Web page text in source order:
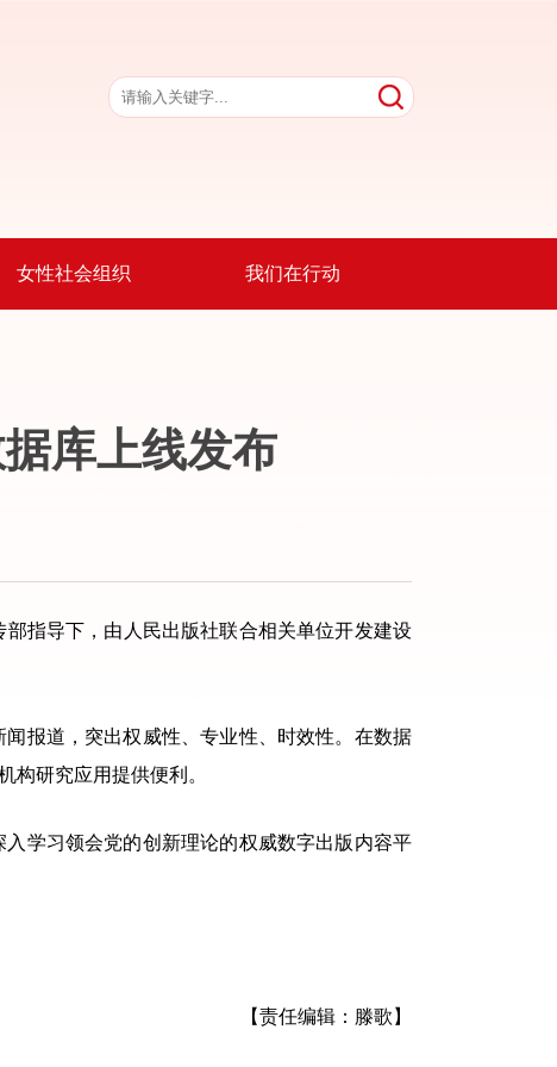
女性社会组织 我们在行动
库上线发布
指导下，由人民出版社联合相关单位开发建设
报道，突出权威性、专业性、时效性。在数据
构研究应用提供便利。
学习领会党的创新理论的权威数字出版内容平
【责任编辑：滕歌】